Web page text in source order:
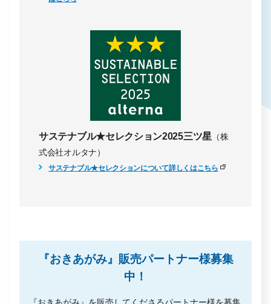
サステナブル★セレクション2025三ツ星 （株
式会社オルタナ）
サステナブル★セレクションについて詳しくはこちら
『おきあがみ』販売パートナー様募集
中！